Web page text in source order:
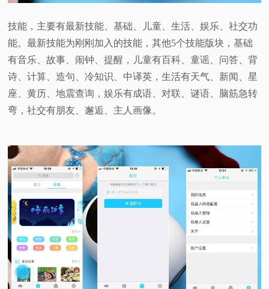
技能，主要有最新技能、基础、儿童、生活、娱乐、社交功
能。最新技能为刚刚加入的技能，其他5个技能版块，基础
有音乐、故事、闹钟、提醒，儿童有百科、童谣、问答、背
诗、计算、造句、冷知识、中译英，生活有天气、新闻、星
座、黄历、地震查询，娱乐有成语、对联、谜语、脑筋急转
弯，社交有朋友、邂逅、主人画像。